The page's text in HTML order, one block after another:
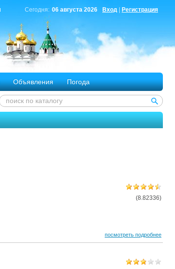
Вход Регистрация
Сегодня: 06 августа 2026
Объявления Погода
(8.82336)
посмотреть подробнее